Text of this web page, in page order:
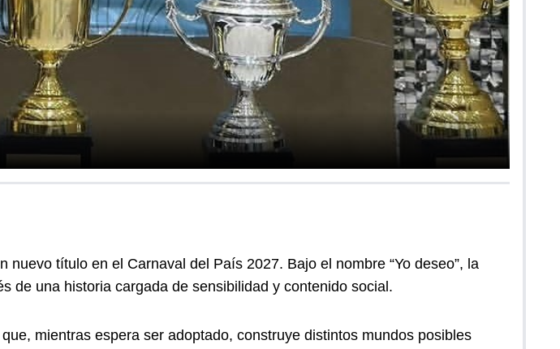
título en el Carnaval del País 2027. Bajo el nombre “Yo deseo”, la
de una historia cargada de sensibilidad y contenido social.
mientras espera ser adoptado, construye distintos mundos posibles